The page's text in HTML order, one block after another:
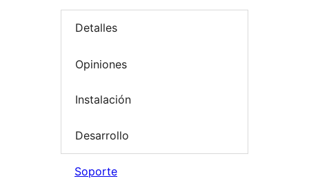
Detalles
Opiniones
Instalación
Desarrollo
Soporte